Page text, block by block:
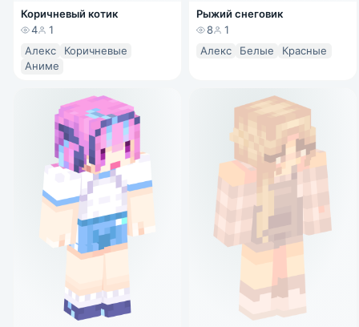
Коричневый котик
4
1
Алекс
Коричневые
Аниме
Рыжий снеговик
8
1
Алекс
Белые Красные